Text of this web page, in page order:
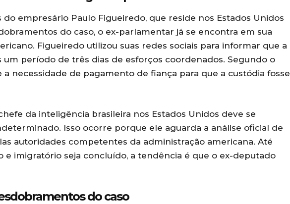
empresário Paulo Figueiredo, que reside nos Estados Unidos
do caso, o ex-parlamentar já se encontra em sua
Figueiredo utilizou suas redes sociais para informar que a
um período de três dias de esforços coordenados. Segundo o
a necessidade de pagamento de fiança para que a custódia fosse
da inteligência brasileira nos Estados Unidos deve se
Isso ocorre porque ele aguarda a análise oficial de
autoridades competentes da administração americana. Até
e imigratório seja concluído, a tendência é que o ex-deputado
do caso